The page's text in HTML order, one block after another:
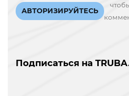
АВТОРИЗИРУЙТЕСЬ
Подписаться на